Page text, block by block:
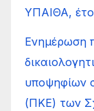
ΥΠΑΙΘΑ,
Ενημέρωση
υποψηφίων
(ΠΚΕ) των